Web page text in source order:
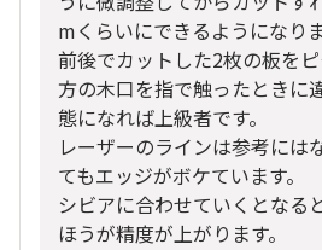
mくらいにできるようになりま
前後でカットした2枚の板を
方の木口を指で触ったときに
態になれば上級者です。
レーザーのラインは参考には
てもエッジがボケています。
シビアに合わせていくとなる
ほうが精度が上がります。